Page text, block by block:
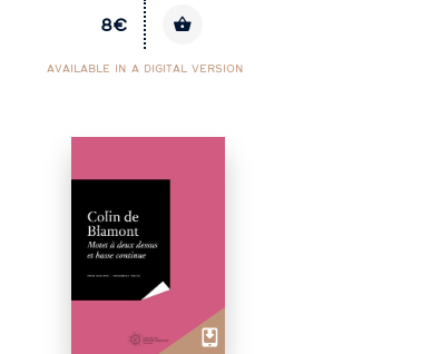
8€
AVAILABLE IN A DIGITAL VERSION